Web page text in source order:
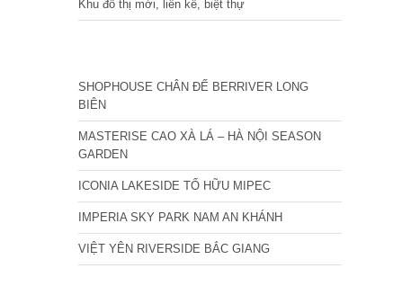
Khu đô thị mới, liền kề, biệt thự
SHOPHOUSE CHÂN ĐẾ BERRIVER LONG
BIÊN
MASTERISE CAO XÀ LÁ – HÀ NỘI SEASON
GARDEN
ICONIA LAKESIDE TỐ HỮU MIPEC
IMPERIA SKY PARK NAM AN KHÁNH
VIỆT YÊN RIVERSIDE BẮC GIANG